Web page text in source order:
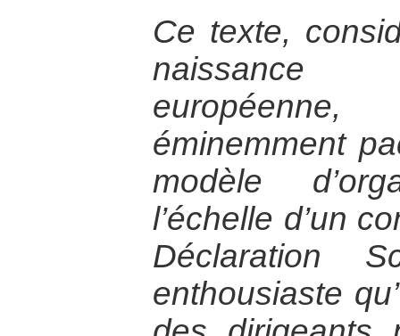
Ce texte,
naissance
éminemment
modèle
l’échelle d’un
Déclaration
enthousiaste